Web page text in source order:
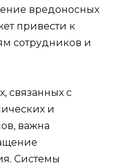
вредоносных
привести к
сотрудников и
связанных с
и
важна
Системы